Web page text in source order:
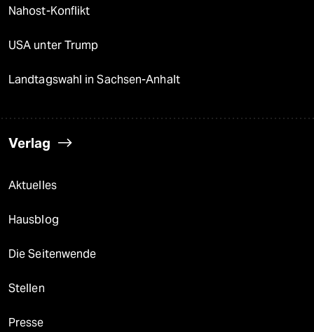
Nahost-Konflikt
USA unter Trump
Landtagswahl in Sachsen-Anhalt
Verlag
Aktuelles
Hausblog
Die Seitenwende
Stellen
Presse